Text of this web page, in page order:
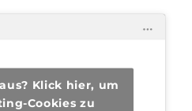
Klick hier, um
Cookies zu